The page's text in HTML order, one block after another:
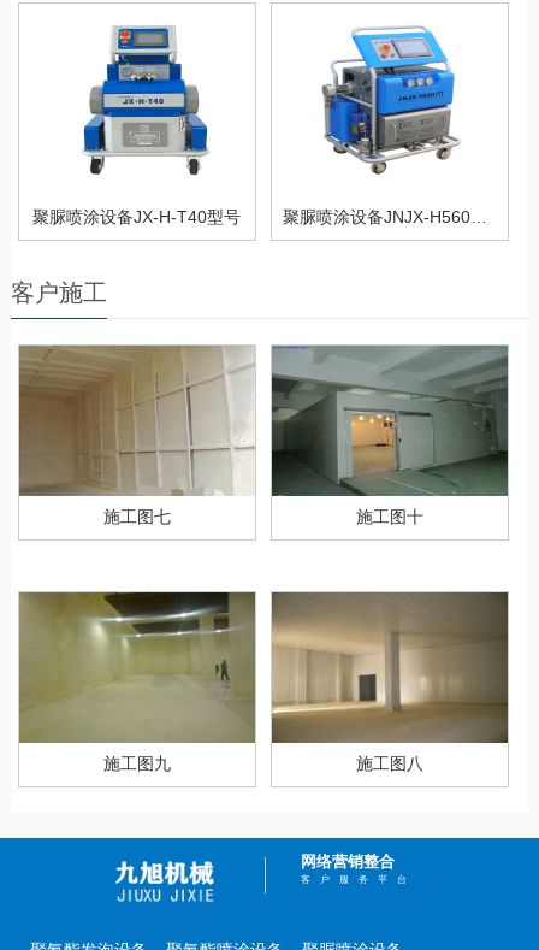
聚脲喷涂设备JX-H-T40型号 聚脲喷涂设备JNJX-H5600(T)PLC型
客户施工
施工图七 施工图十
施工图九 施工图八
网络营销整合
客户服务平台